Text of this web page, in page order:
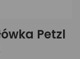
Petzl